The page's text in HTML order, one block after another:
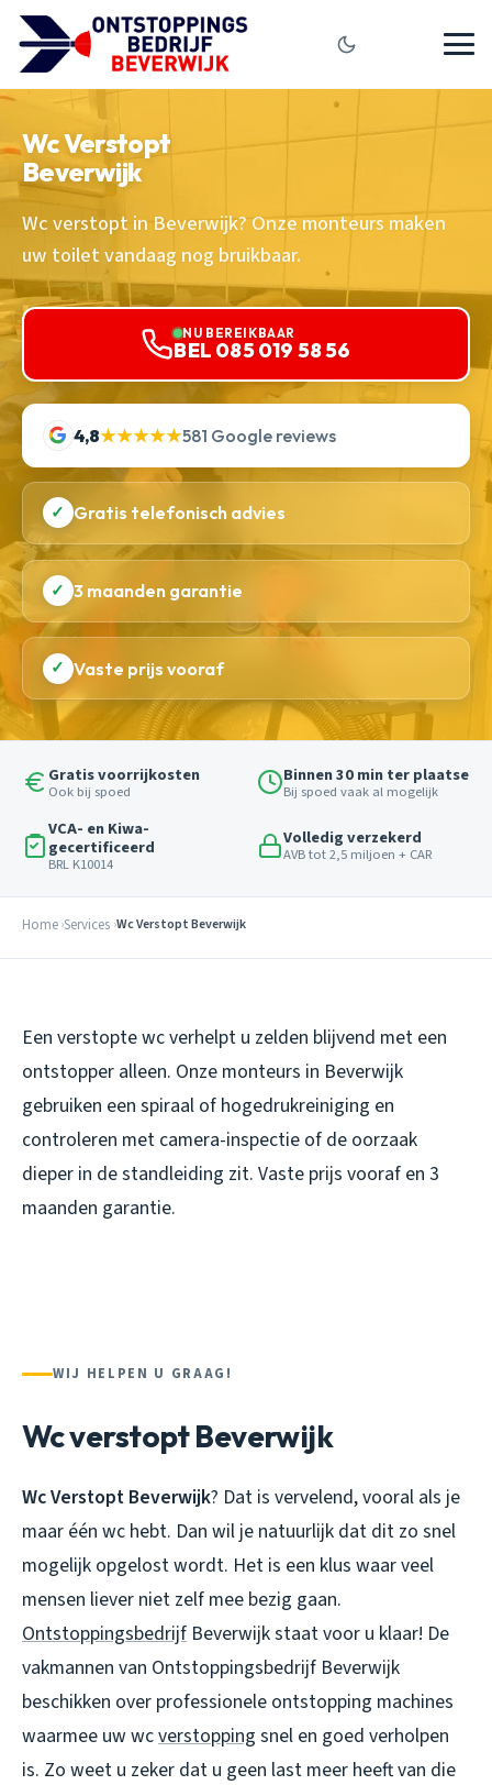
Wc Verstopt
Beverwijk
Wc verstopt in Beverwijk? Onze monteurs maken
uw toilet vandaag nog bruikbaar.
NU BEREIKBAAR
BEL 085 019 58 56
4,8★★★★★581 Google reviews
✓ Gratis telefonisch advies
✓ 3 maanden garantie
✓ Vaste prijs vooraf
Gratis voorrijkosten
Ook bij spoed
Binnen 30 min ter plaatse
Bij spoed vaak al mogelijk
VCA- en Kiwa-
gecertificeerd
BRL K10014
Volledig verzekerd
AVB tot 2,5 miljoen + CAR
Home Services Wc Verstopt Beverwijk
Een verstopte wc verhelpt u zelden blijvend met een
ontstopper alleen. Onze monteurs in Beverwijk
gebruiken een spiraal of hogedrukreiniging en
controleren met camera-inspectie of de oorzaak
dieper in de standleiding zit. Vaste prijs vooraf en 3
maanden garantie.
WIJ HELPEN U GRAAG!
Wc verstopt Beverwijk
Wc Verstopt Beverwijk? Dat is vervelend, vooral als je
maar één wc hebt. Dan wil je natuurlijk dat dit zo snel
mogelijk opgelost wordt. Het is een klus waar veel
mensen liever niet zelf mee bezig gaan.
Ontstoppingsbedrijf Beverwijk staat voor u klaar! De
vakmannen van Ontstoppingsbedrijf Beverwijk
beschikken over professionele ontstopping machines
waarmee uw wcverstopping snel en goed verholpen
is. Zo weet u zeker dat u geen last meer heeft van die